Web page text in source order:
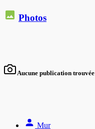
Photos
Aucune publication trouvée
Mur